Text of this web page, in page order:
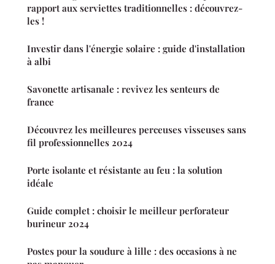
rapport aux serviettes traditionnelles : découvrez-
les !
Investir dans l'énergie solaire : guide d'installation
à albi
Savonette artisanale : revivez les senteurs de
france
Découvrez les meilleures perceuses visseuses sans
fil professionnelles 2024
Porte isolante et résistante au feu : la solution
idéale
Guide complet : choisir le meilleur perforateur
burineur 2024
Postes pour la soudure à lille : des occasions à ne